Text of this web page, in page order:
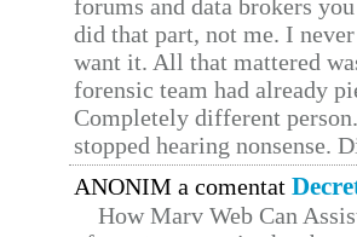
forums and data brokers
did that part, not me. I
want it. All that mattered
forensic team had already
Completely different
stopped hearing nonsense.
ANONIM a comentat
How Marv Web Can